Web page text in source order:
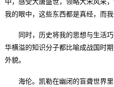
我的眼中，这些东西都是真经，而
同时，历史将我的思想与生活
华横溢的知识分子都比喻成战国时
外貌。
海伦。凯勒在幽闭的盲聋世界